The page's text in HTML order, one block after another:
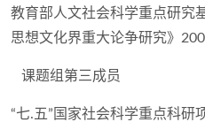
教育部人文社会科学重点研究
思想文化界重大论争研究》
课题组第三成员
“七.五”国家社会科学重点科研